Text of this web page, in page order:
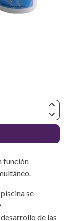
función
se
de las